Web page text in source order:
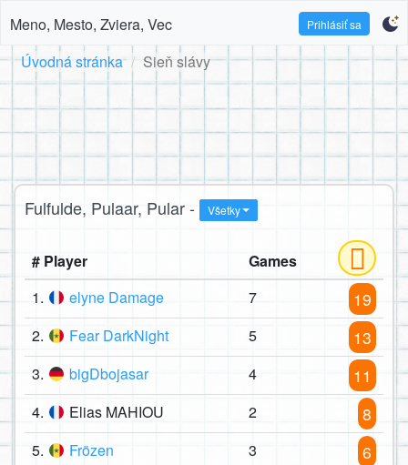
Meno, Mesto, Zviera, Vec Prihlásiť sa
Úvodná stránka Sieň slávy
Fulfulde, Pulaar, Pular - Všetky
# Player
Games
1.
elyne Damage 7 19
2. Fear DarkNight 5 13
3. bigDbojasar 4 11
4. Elias MAHIOU 2 8
5. Frözen 3 6